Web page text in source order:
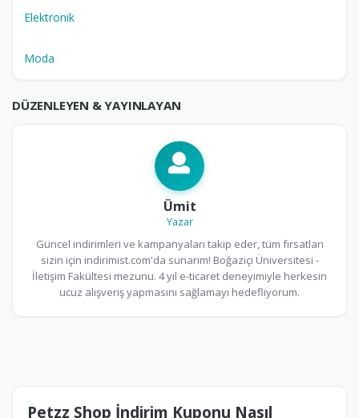
Elektronik
Moda
DÜZENLEYEN & YAYINLAYAN
Ümit
Yazar
Güncel indirimleri ve kampanyaları takip eder, tüm fırsatları
sizin için indirimist.com'da sunarım! Boğaziçi Üniversitesi -
İletişim Fakültesi mezunu. 4 yıl e-ticaret deneyimiyle herkesin
ucuz alışveriş yapmasını sağlamayı hedefliyorum.
Petzz Shop İndirim Kuponu Nasıl